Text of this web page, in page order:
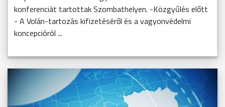
konferenciát tartottak Szombathelyen. -Közgyűlés előtt
- A Volán-tartozás kifizetéséről és a vagyonvédelmi
koncepcióról ...